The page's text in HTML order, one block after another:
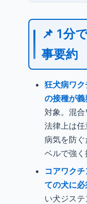
📌 1分
事要約
狂犬病ワク
の接種が義
対象。混
法律上は
病気を防
ベルで強
コアワク
ての犬に
い犬ジス